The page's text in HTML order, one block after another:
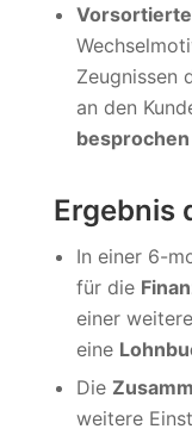
Zeugnissen
an den
besprochen
Ergebnis
In einer 6-
für die
einer
eine
Die
weitere